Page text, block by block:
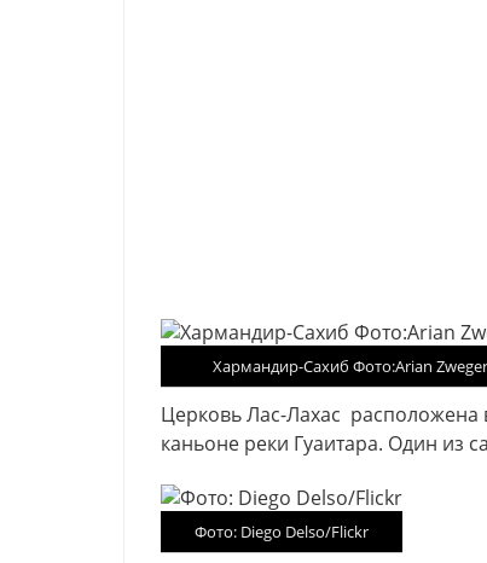
Хармандир-Сахиб Фото:Arian
Церковь Лас-Лахас расположена
каньоне реки Гуаитара. Один
Фото: Diego Delso/Flickr